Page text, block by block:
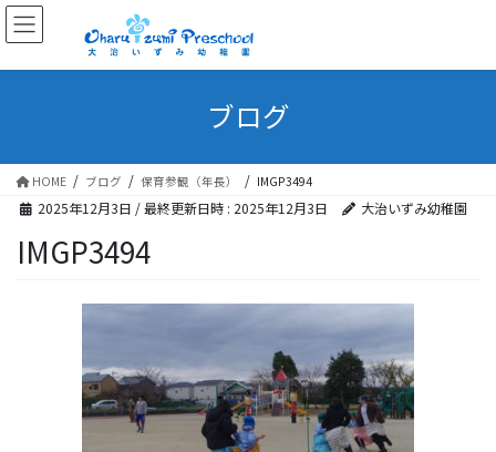
ブログ
HOME ブログ 保育参観（年長） IMGP3494
2025年12月3日 / 最終更新日時 : 2025年12月3日 大治いずみ幼稚園
IMGP3494